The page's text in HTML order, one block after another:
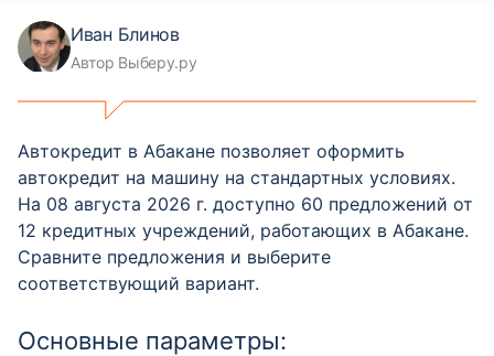
Иван Блинов
Автор Выберу.ру
Автокредит в Абакане позволяет оформить
автокредит на машину на стандартных условиях.
На 08 августа 2026 г. доступно 60 предложений от
12 кредитных учреждений, работающих в Абакане.
Сравните предложения и выберите
соответствующий вариант.
Основные параметры: